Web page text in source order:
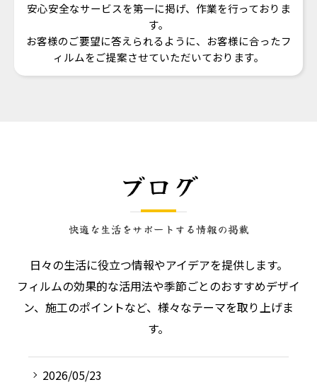
安心安全なサービスを第一に掲げ、作業を行っておりま
す。
お客様のご要望に答えられるように、お客様に合ったフ
ィルムをご提案させていただいております。
快適な生活をサポートする情報の掲載
ブログ
日々の生活に役立つ情報やアイデアを提供します。
フィルムの効果的な活用法や季節ごとのおすすめデザイ
ン、施工のポイントなど、様々なテーマを取り上げま
す。
2026/05/23